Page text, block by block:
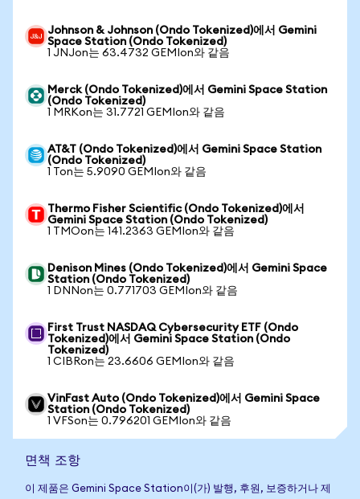
Johnson & Johnson (Ondo Tokenized)에서 Gemini
Space Station (Ondo Tokenized)
1 JNJon는 63.4732 GEMIon와 같음
Merck (Ondo Tokenized)에서 Gemini Space Station
(Ondo Tokenized)
1 MRKon는 31.7721 GEMIon와 같음
AT&T (Ondo Tokenized)에서 Gemini Space Station
(Ondo Tokenized)
1 Ton는 5.9090 GEMIon와 같음
Thermo Fisher Scientific (Ondo Tokenized)에서
Gemini Space Station (Ondo Tokenized)
1 TMOon는 141.2363 GEMIon와 같음
Denison Mines (Ondo Tokenized)에서 Gemini Space
Station (Ondo Tokenized)
1 DNNon는 0.771703 GEMIon와 같음
First Trust NASDAQ Cybersecurity ETF (Ondo
Tokenized)에서 Gemini Space Station (Ondo
Tokenized)
1 CIBRon는 23.6606 GEMIon와 같음
VinFast Auto (Ondo Tokenized)에서 Gemini Space
Station (Ondo Tokenized)
1 VFSon는 0.796201 GEMIon와 같음
면책 조항
이 제품은 Gemini Space Station이(가) 발행, 후원, 보증하거나 제